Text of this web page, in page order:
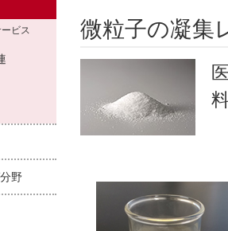
微粒子の凝集
ビス
野